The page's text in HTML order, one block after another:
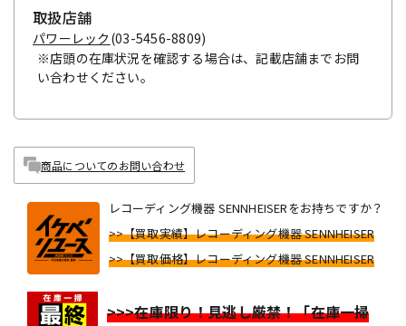
取扱店舗
パワーレック (03-5456-8809)
※店頭の在庫状況を確認する場合は、記載店舗までお問
い合わせください。
商品についてのお問い合わせ
レコーディング機器 SENNHEISERをお持ちですか？
>>【買取実績】レコーディング機器 SENNHEISER
>>【買取価格】レコーディング機器 SENNHEISER
>>>在庫限り！見逃し厳禁！「在庫一掃